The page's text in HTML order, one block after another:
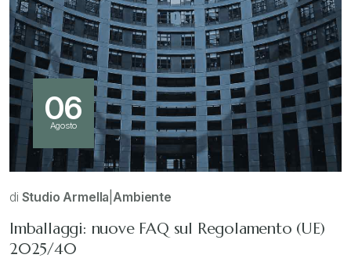
06
Agosto
di Studio Armella |Ambiente
Imballaggi: nuove FAQ sul Regolamento (UE)
2025/40